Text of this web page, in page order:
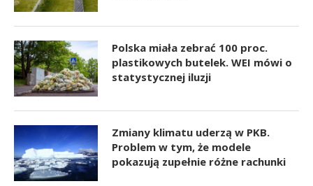
Polska miała zebrać 100 proc.
plastikowych butelek. WEI mówi o
statystycznej iluzji
Zmiany klimatu uderzą w PKB.
Problem w tym, że modele
pokazują zupełnie różne rachunki